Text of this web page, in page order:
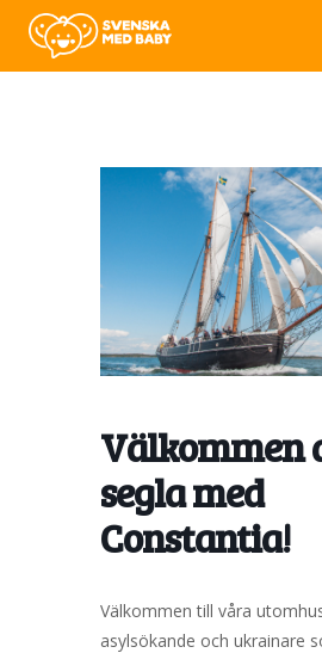
Välkommen
segla med
Constantia!
Välkommen till våra
asylsökande och ukrainare